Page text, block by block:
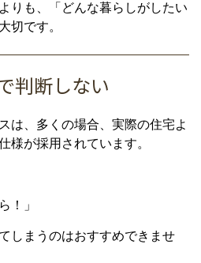
りも、「どんな暮らしがしたい
切です。
判断しない
は、多くの場合、実際の住宅よ
様が採用されています。
！」
しまうのはおすすめできませ